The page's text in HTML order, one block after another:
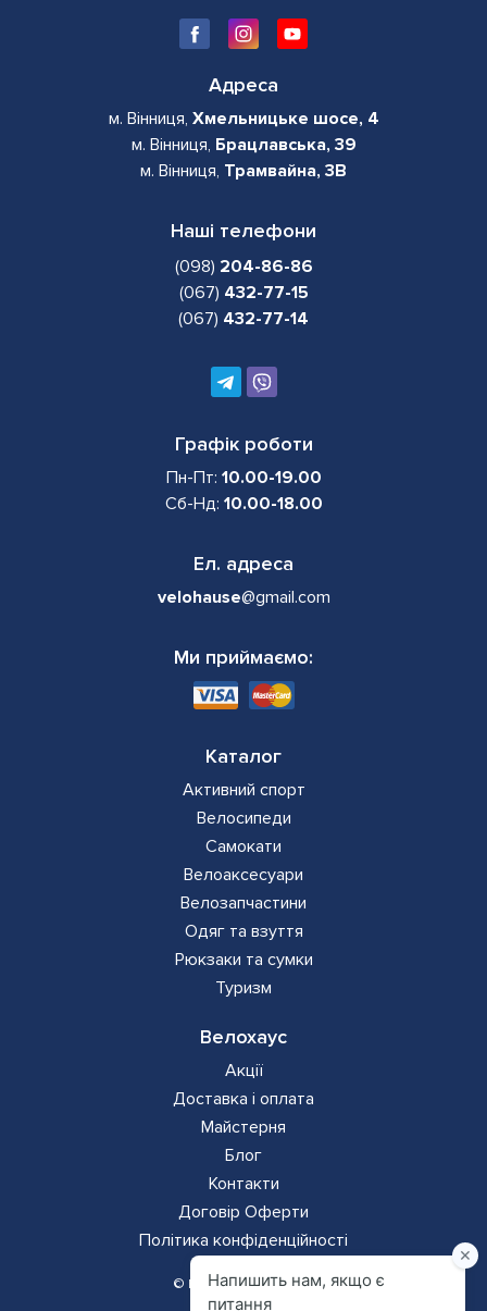
Каталог
Активний спорт
Велосипеди
Самокати
Велоаксесуари
Велозапчастини
Одяг та взуття
Рюкзаки та сумки
Туризм
Велохаус
Акції
Доставка і оплата
Майстерня
Блог
Контакти
Договір Оферти
Політика конфіденційності
Адреса
м. Вінниця, Хмельницьке шосе, 4
м. Вінниця, Брацлавська, 39
м. Вінниця, Трамвайна, 3В
Наші телефони
(098) 204-86-86
(067) 432-77-15
(067) 432-77-14
Графік роботи
Пн-Пт: 10.00-19.00
Сб-Нд: 10.00-18.00
Ел. адреса
velohause@gmail.com
Ми приймаємо:
© Всі права захищено